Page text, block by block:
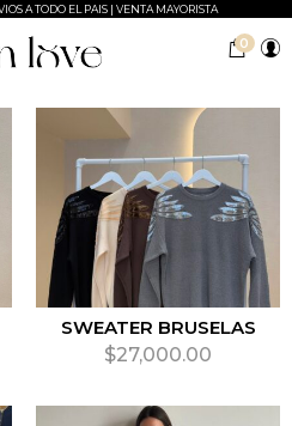
A TODO EL PAIS | VENTA MAYORISTA
0
SWEATER BRUSELAS
$27,000.00